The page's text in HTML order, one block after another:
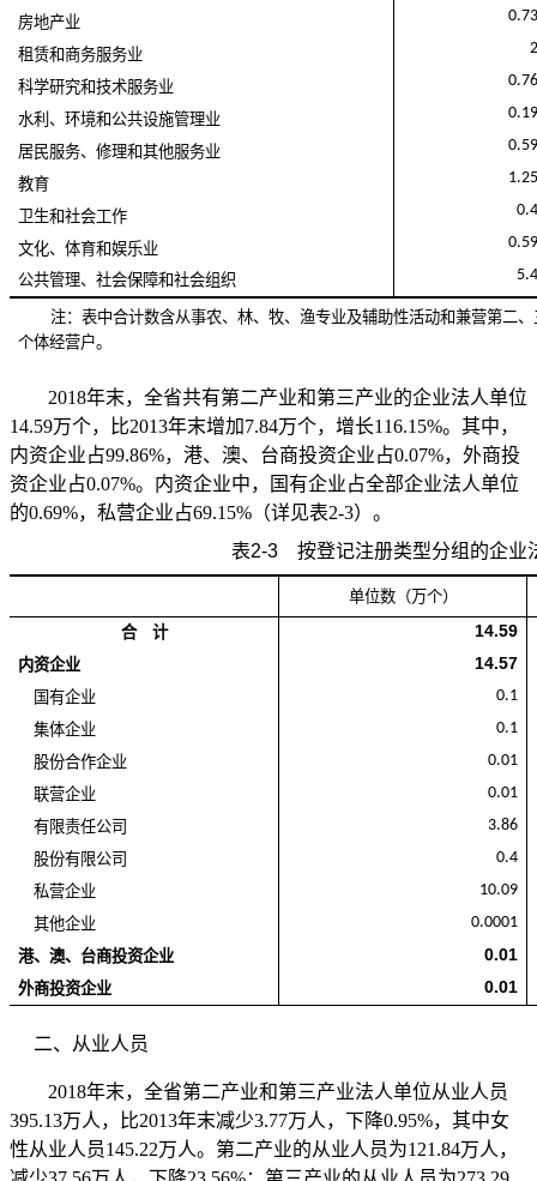
房地产业 0.73
租赁和商务服务业 2
科学研究和技术服务业 0.76
水利、环境和公共设施管理业 0.19
居民服务、修理和其他服务业 0.59
教育 1.25
卫生和社会工作 0.4
文化、体育和娱乐业 0.59
公共管理、社会保障和社会组织 5.4
注：表中合计数含从事农、林、牧、渔专业及辅助性活动和兼营第二
个体经营户。
2018年末，全省共有第二产业和第三产业的企业法人单位
14.59万个，比2013年末增加7.84万个，增长116.15%。其中，
内资企业占99.86%，港、澳、台商投资企业占0.07%，外商投
资企业占0.07%。内资企业中，国有企业占全部企业法人单位
的0.69%，私营企业占69.15%（详见表2-3）。
表2-3 按登记注册类型分组的企业
单位数（万个）
合 计
14.59
内资企业 14.57
国有企业
0.1
集体企业
0.1
股份合作企业
0.01
联营企业
0.01
有限责任公司
3.86
股份有限公司
0.4
私营企业
10.09
其他企业
0.0001
港、澳、台商投资企业
0.01
外商投资企业 0.01
二、从业人员
2018年末，全省第二产业和第三产业法人单位从业人员
395.13万人，比2013年末减少3.77万人，下降0.95%，其中女
性从业人员145.22万人。第二产业的从业人员为121.84万人，